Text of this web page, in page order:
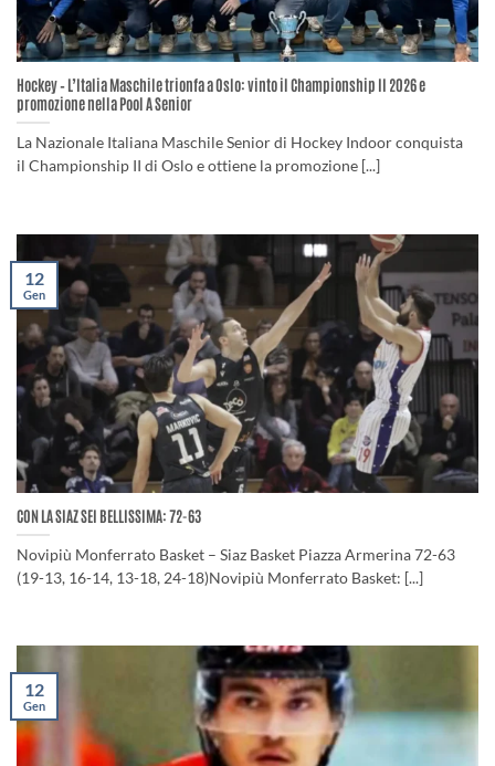
Hockey – L’Italia Maschile trionfa a Oslo: vinto il Championship II 2026 e
promozione nella Pool A Senior
La Nazionale Italiana Maschile Senior di Hockey Indoor conquista
il Championship II di Oslo e ottiene la promozione [...]
CON LA SIAZ SEI BELLISSIMA: 72-63
Novipiù Monferrato Basket – Siaz Basket Piazza Armerina 72-63
(19-13, 16-14, 13-18, 24-18)Novipiù Monferrato Basket: [...]
12
Gen
12
Gen